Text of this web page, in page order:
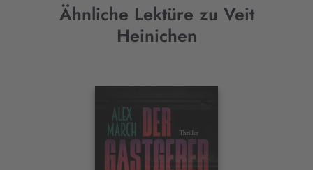
Ähnliche Lektüre zu Veit
Heinichen